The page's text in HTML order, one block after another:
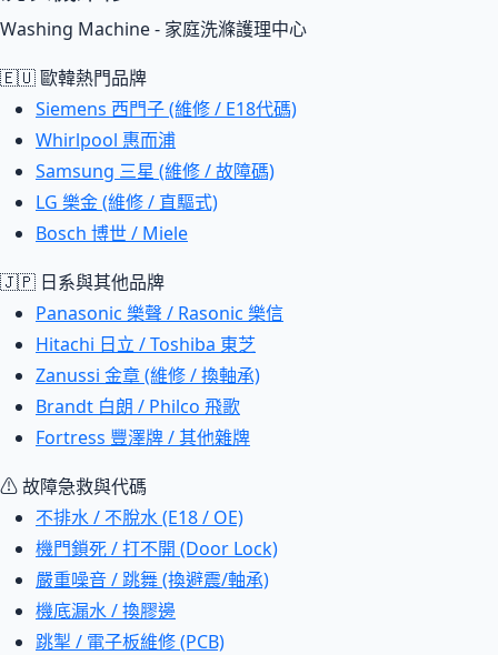
Washing Machine - 家庭洗滌護理中心
🇪🇺 歐韓熱門品牌
Siemens 西門子 (維修 / E18代碼)
Whirlpool 惠而浦
Samsung 三星 (維修 / 故障碼)
LG 樂金 (維修 / 直驅式)
Bosch 博世 / Miele
🇯🇵 日系與其他品牌
Panasonic 樂聲 / Rasonic 樂信
Hitachi 日立 / Toshiba 東芝
Zanussi 金章 (維修 / 換軸承)
Brandt 白朗 / Philco 飛歌
Fortress 豐澤牌 / 其他雜牌
⚠ 故障急救與代碼
不排水 / 不脫水 (E18 / OE)
機門鎖死 / 打不開 (Door Lock)
嚴重噪音 / 跳舞 (換避震/軸承)
機底漏水 / 換膠邊
跳掣 / 電子板維修 (PCB)